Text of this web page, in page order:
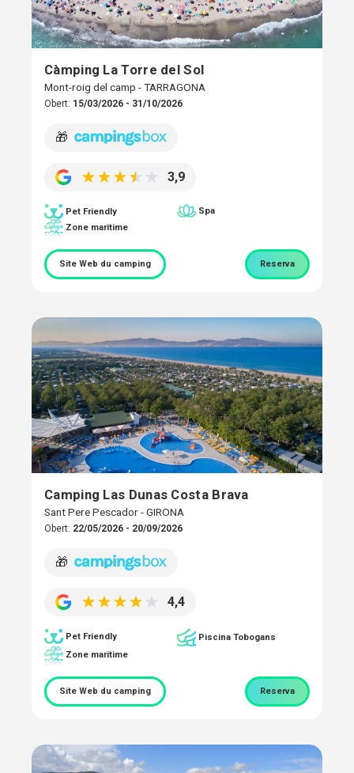
Càmping La Torre del Sol
Mont-roig del camp - TARRAGONA
Obert: 15/03/2026 - 31/10/2026
🎁
3,9
Pet Friendly
Spa
Zone maritime
Site Web du camping Reserva
Camping Las Dunas Costa Brava
Sant Pere Pescador - GIRONA
Obert: 22/05/2026 - 20/09/2026
🎁
4,4
Pet Friendly
Piscina Tobogans
Zone maritime
Site Web du camping Reserva